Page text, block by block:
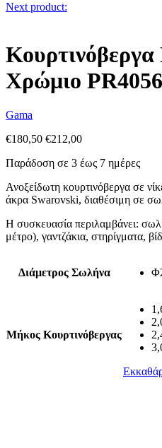
Next product:
Χρώμιο
Gama
€180,50 €212,00
Παράδοση σε 3 έως 7 ημέρες
Ανοξείδωτη κουρτινόβεργα σε
άκρα Swarovski, διαθέσιμη σε
Η συσκευασία περιλαμβάνει:
μέτρο), γαντζάκια, στηρίγματα,
Διάμετρος Σωλήνα
Μήκος Κουρτινόβεργας